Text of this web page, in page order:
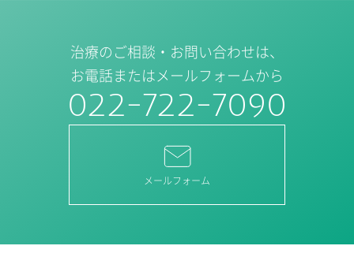
治療のご相談・お問い合わせは、
お電話またはメールフォームから
022-722-7090
メールフォーム